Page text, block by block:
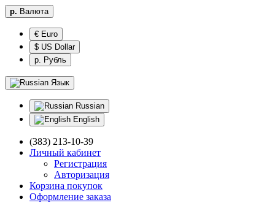
р. Валюта
€ Euro
$ US Dollar
р. Рубль
Язык
Russian
English
(383) 213-10-39
Личный кабинет
Регистрация
Авторизация
Корзина покупок
Оформление заказа